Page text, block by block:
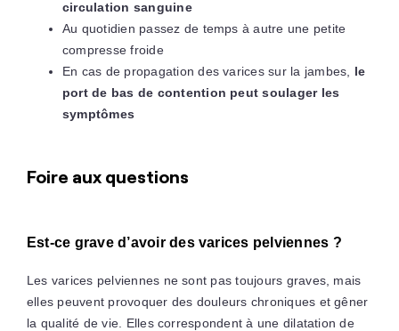
circulation sanguine
Au quotidien passez de temps à autre une petite
compresse froide
En cas de propagation des varices sur la jambes, le
port de bas de contention peut soulager les
symptômes
Foire aux questions
Est-ce grave d’avoir des varices pelviennes ?
Les varices pelviennes ne sont pas toujours graves, mais
elles peuvent provoquer des douleurs chroniques et gêner
la qualité de vie. Elles correspondent à une dilatation de